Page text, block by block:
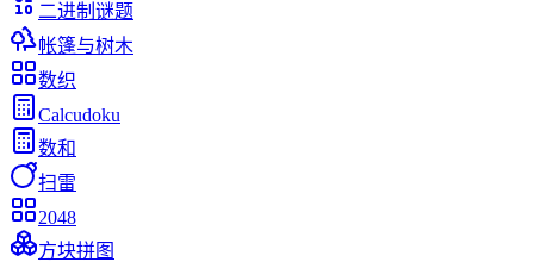
二进制谜题
帐篷与树木
数织
Calcudoku
数和
扫雷
2048
方块拼图